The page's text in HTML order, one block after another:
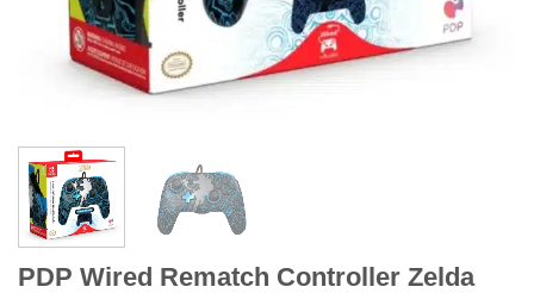
PDP Wired Rematch Controller Zelda